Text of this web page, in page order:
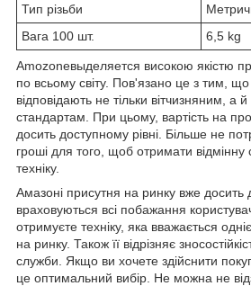
Тип різьби
Вага 100 шт.
6,5 kg
Amozoneвыделяется високою якістю
по всьому світу. Пов'язано це з тим,
відповідають не тільки вітчизняним, а
стандартам. При цьому, вартість на
досить доступному рівні. Більше не
гроші для того, щоб отримати відмінну
техніку.
Амазоні присутня на ринку вже досить
враховуються всі побажання
отримуєте техніку, яка вважається
на ринку. Також її відрізняє
служби. Якщо ви хочете здійснити
це оптимальний вибір. Не можна не